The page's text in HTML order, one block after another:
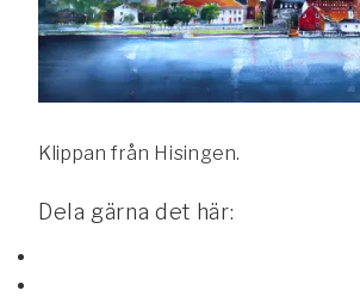
Klippan från Hisingen.
Dela gärna det här: